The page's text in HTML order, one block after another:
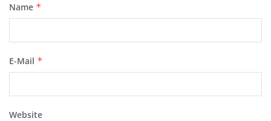
Name *
E-Mail *
Website